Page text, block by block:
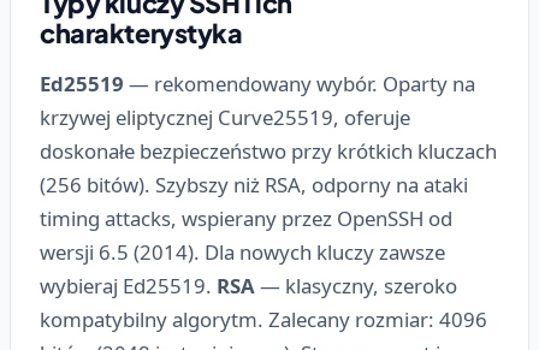
charakterystyka
Ed25519 — rekomendowany wybór. Oparty na
krzywej eliptycznej Curve25519, oferuje
doskonałe bezpieczeństwo przy krótkich kluczach
(256 bitów). Szybszy niż RSA, odporny na ataki
timing attacks, wspierany przez OpenSSH od
wersji 6.5 (2014). Dla nowych kluczy zawsze
wybieraj Ed25519. RSA— klasyczny, szeroko
kompatybilny algorytm. Zalecany rozmiar: 4096